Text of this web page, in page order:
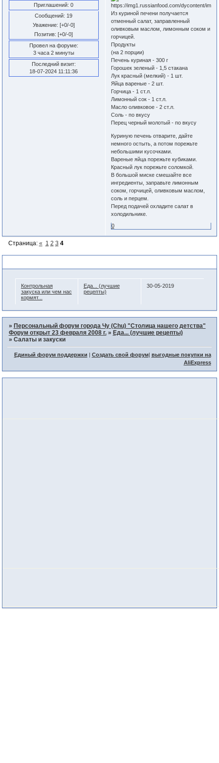
Приглашений: 0
Сообщений: 19
Уважение: [+0/-0]
Позитив: [+0/-0]
Провел на форуме:
3 часа 2 минуты
Последний визит:
18-07-2024 11:11:36
Из куриной печени получается
отменный салат, заправленный
оливковым маслом, лимонным соком и
горчицей.
Продукты
(на 2 порции)
Печень куриная - 300 г
Горошек зеленый - 1,5 стакана
Лук красный (мелкий) - 1 шт.
Яйца вареные - 2 шт.
Горчица - 1 ст.л.
Лимонный сок - 1 ст.л.
Масло оливковое - 2 ст.л.
Соль - по вкусу
Перец черный молотый - по вкусу
Куриную печень отварите, дайте
немного остыть, а потом порежьте
небольшими кусочками.
Вареные яйца порежьте кубиками.
Красный лук порежьте соломкой.
В большой миске смешайте все
ингредиенты, заправьте лимонным
соком, горчицей, оливковым маслом,
соль и перцем.
Перед подачей охладите салат в
холодильнике.
0
Страница: « 1 2 3 4
Контрольная
закуска или чем нас
кормят...
Еда... (лучшие
рецепты)
30-05-2019
» Персональный форум города Чу (Chu) "Столица нашего детства"
Форум открыт 23 февраля 2008 г. » Еда... (лучшие рецепты)
» Салаты и закуски
Единый форум поддержки | Создать свой форум| выгодные покупки на
AliExpress